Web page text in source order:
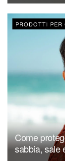
PRODOTTI PER
Come
sabbia, sale